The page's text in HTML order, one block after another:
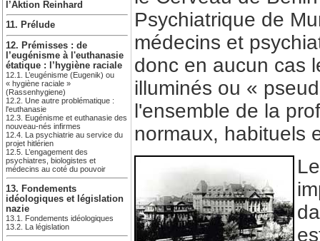
l’Aktion Reinhard
11. Prélude
12. Prémisses : de
l’eugénisme à l'euthanasie
étatique : l’hygiène raciale
12.1. L’eugénisme (Eugenik) ou
« hygiène raciale »
(Rassenhygiene)
12.2. Une autre problématique :
l'euthanasie
12.3. Eugénisme et euthanasie des
nouveau-nés infirmes
12.4. La psychiatrie au service du
projet hitlérien
12.5. L’engagement des
psychiatres, biologistes et
médecins au coté du pouvoir
13. Fondements
idéologiques et législation
nazie
13.1. Fondements idéologiques
13.2. La législation
Psychiatrique de
médecins et
donc en aucun cas
illuminés ou «
l'ensemble de la
normaux, habituels